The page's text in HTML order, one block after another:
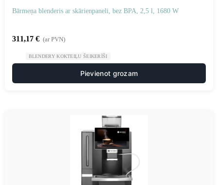
Bārmeņa blenderis ar skārienpaneli, bez BPA, 2,5 l, 1680 W
311,17 € (ar PVN)
BLENDERY KOKTEIĻU ŠEIKERĪŠI
Pievienot grozam